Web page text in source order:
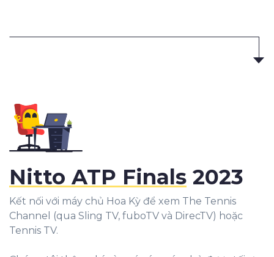
Nitto ATP Finals 2023
Kết nối với máy chủ Hoa Kỳ để xem The Tennis
Channel (qua Sling TV, fuboTV và DirecTV) hoặc
Tennis TV.